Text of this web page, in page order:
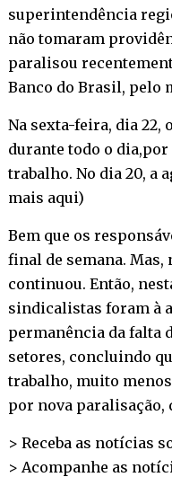
superintendência
não tomaram
paralisou
Banco do Brasil, pelo
Na sexta-feira, dia 22,
durante todo o
trabalho. No dia 20, a
mais aqui)
Bem que os
final de semana. Mas,
continuou. Então,
sindicalistas foram à
permanência da falta
setores, concluindo
trabalho, muito
por nova paralisação,
> Receba as notícias
> Acompanhe as